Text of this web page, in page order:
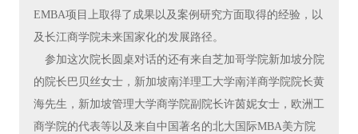
EMBA项目上取得了成果以及案例研究方面取得的经验，以
及长江商学院未来国家化的发展路径。
参加这次院长圆桌对话的还有来自芝加哥学院新加坡分院
的院长巴贝丝女士，新加坡南洋理工大学南洋商学院院长黄
海先生，新加坡管理大学商学院副院长许茵妮女士，欧洲工
商学院的代表等以及来自中国著名的北大国际MBA美方院